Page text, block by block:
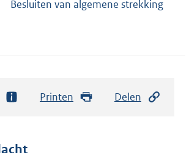
Besluiten van algemene strekking
Printen Delen